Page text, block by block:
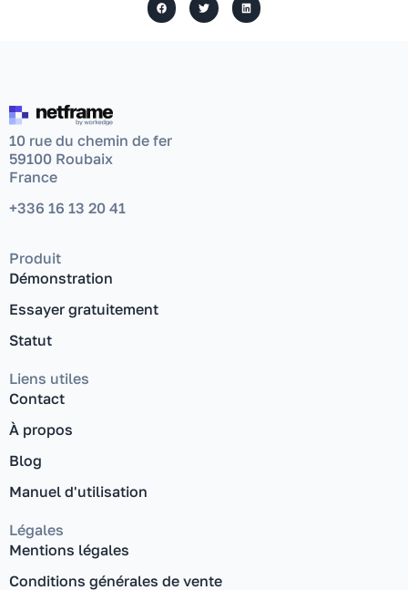
10 rue du chemin de fer
59100 Roubaix
France
+336 16 13 20 41
Produit
Démonstration
Essayer gratuitement
Statut
Liens utiles
Contact
À propos
Blog
Manuel d'utilisation
Légales
Mentions légales
Conditions générales de vente